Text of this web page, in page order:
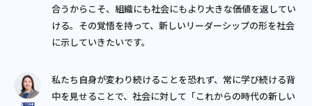
合うからこそ、組織にも社会にもより大きな価値を返してい
ける。その覚悟を持って、新しいリーダーシップの形を社会
に示していきたいです。
私たち自身が変わり続けることを恐れず、常に学び続ける背
中を見せることで、社会に対して「これからの時代の新しい